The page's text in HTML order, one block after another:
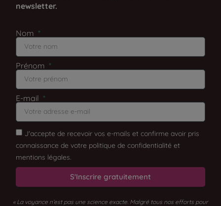
newsletter.
Nom
Prénom
E-mail
J'accepte de recevoir vos e-mails et confirme avoir pris
connaissance de votre politique de confidentialité et
mentions légales.
S'Inscrire gratuitement
« La voyance n’est pas une science exacte. Malgré tous nos efforts pour